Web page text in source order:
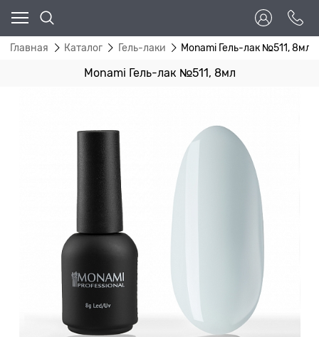
Главная Каталог Гель-лаки Monami Гель-лак №511, 8мл
Monami Гель-лак №511, 8мл